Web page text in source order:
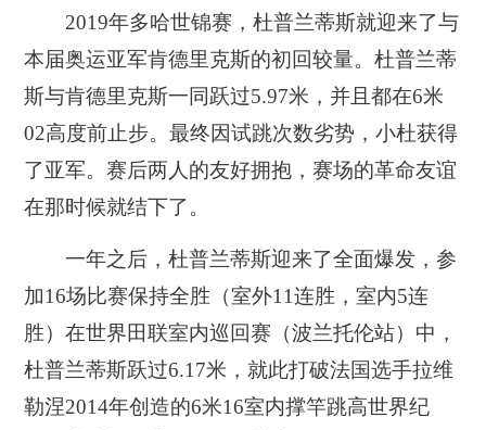
2019年多哈世锦赛，杜普兰蒂斯就迎来了与
本届奥运亚军肯德里克斯的初回较量。杜普兰蒂
斯与肯德里克斯一同跃过5.97米，并且都在6米
02高度前止步。最终因试跳次数劣势，小杜获得
了亚军。赛后两人的友好拥抱，赛场的革命友谊
在那时候就结下了。
一年之后，杜普兰蒂斯迎来了全面爆发，参
加16场比赛保持全胜（室外11连胜，室内5连
胜）在世界田联室内巡回赛（波兰托伦站）中，
杜普兰蒂斯跃过6.17米，就此打破法国选手拉维
勒涅2014年创造的6米16室内撑竿跳高世界纪